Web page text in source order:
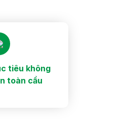
tiêu không
toàn cầu